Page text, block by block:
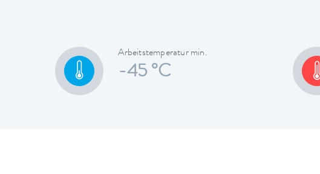
Arbeitstemperatur min.
-45 °C